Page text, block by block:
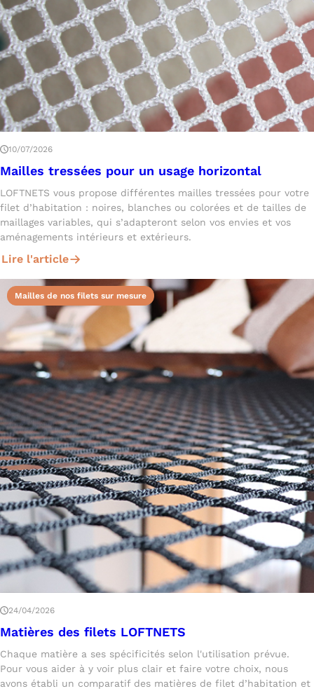
10/07/2026
Mailles tressées pour un usage horizontal
LOFTNETS vous propose différentes mailles tressées pour votre
filet d’habitation : noires, blanches ou colorées et de tailles de
maillages variables, qui s’adapteront selon vos envies et vos
aménagements intérieurs et extérieurs.
Lire l'article
Mailles de nos filets sur mesure
24/04/2026
Matières des filets LOFTNETS
Chaque matière a ses spécificités selon l'utilisation prévue.
Pour vous aider à y voir plus clair et faire votre choix, nous
avons établi un comparatif des matières de filet d’habitation et